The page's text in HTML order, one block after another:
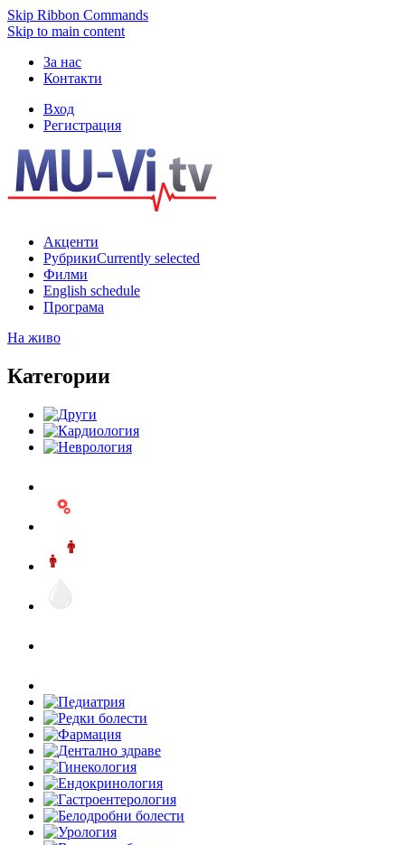
Skip Ribbon Commands
Skip to main content
За нас
Контакти
Вход
Регистрация
Акценти
РубрикиCurrently selected
Филми
English schedule
Програма
На живо
Категории